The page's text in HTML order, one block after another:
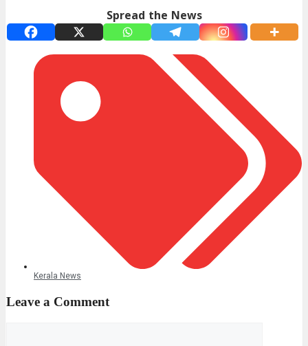
Spread the News
Kerala News
Leave a Comment